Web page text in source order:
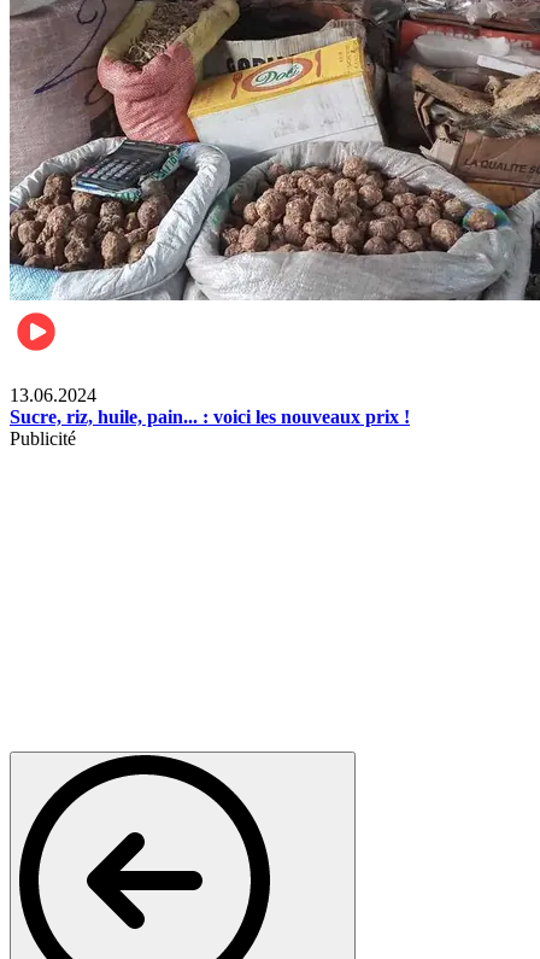
13.06.2024
Sucre, riz, huile, pain... : voici les nouveaux prix !
Publicité